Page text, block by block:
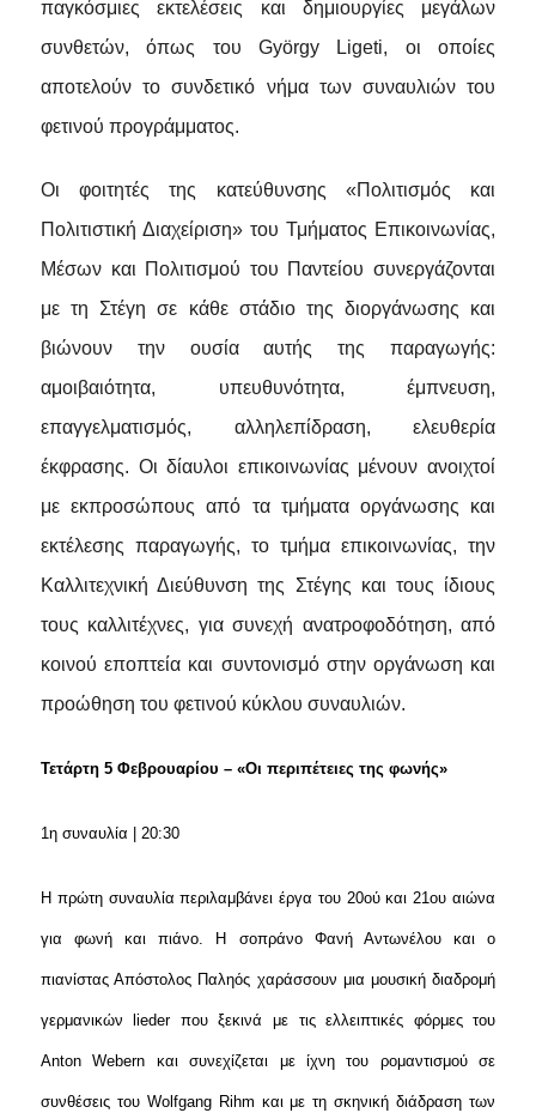
παγκόσμιες εκτελέσεις και δημιουργίες μεγάλων
συνθετών, όπως του György Ligeti, οι οποίες
αποτελούν το συνδετικό νήμα των συναυλιών του
φετινού προγράμματος.
Οι φοιτητές της κατεύθυνσης «Πολιτισμός και
Πολιτιστική Διαχείριση» του Τμήματος Επικοινωνίας,
Μέσων και Πολιτισμού του Παντείου συνεργάζονται
με τη Στέγη σε κάθε στάδιο της διοργάνωσης και
βιώνουν την ουσία αυτής της παραγωγής:
αμοιβαιότητα, υπευθυνότητα, έμπνευση,
επαγγελματισμός, αλληλεπίδραση, ελευθερία
έκφρασης. Οι δίαυλοι επικοινωνίας μένουν ανοιχτοί
με εκπροσώπους από τα τμήματα οργάνωσης και
εκτέλεσης παραγωγής, το τμήμα επικοινωνίας, την
Καλλιτεχνική Διεύθυνση της Στέγης και τους ίδιους
τους καλλιτέχνες, για συνεχή ανατροφοδότηση, από
κοινού εποπτεία και συντονισμό στην οργάνωση και
προώθηση του φετινού κύκλου συναυλιών.
Τετάρτη 5 Φεβρουαρίου – «Οι περιπέτειες της φωνής»
1η συναυλία | 20:30
Η πρώτη συναυλία περιλαμβάνει έργα του 20ού και 21ου αιώνα
για φωνή και πιάνο. Η σοπράνο Φανή Αντωνέλου και ο
πιανίστας Απόστολος Παληός χαράσσουν μια μουσική διαδρομή
γερμανικών lieder που ξεκινά με τις ελλειπτικές φόρμες του
Anton Webern και συνεχίζεται με ίχνη του ρομαντισμού σε
συνθέσεις του Wolfgang Rihm και με τη σκηνική διάδραση των